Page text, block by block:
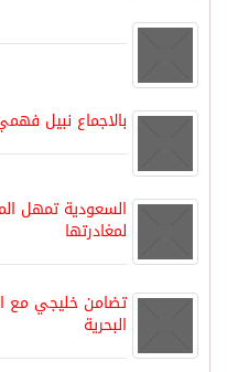
بالاجماع نبيل
لمغادرتها
تضامن خليجي مع
البحرية